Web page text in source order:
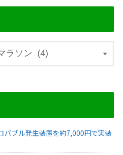
バブル発生装置を約7,000円で実装